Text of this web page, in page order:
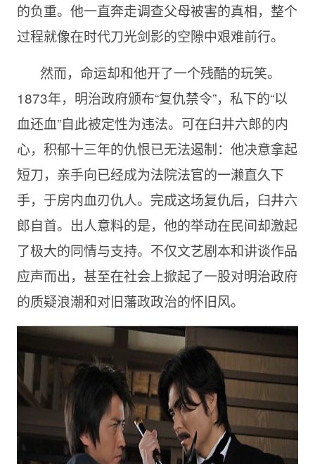
的负重。他一直奔走调查父母被害的真相，整个
过程就像在时代刀光剑影的空隙中艰难前行。
然而，命运却和他开了一个残酷的玩笑。
1873年，明治政府颁布“复仇禁令”，私下的“以
血还血”自此被定性为违法。可在臼井六郎的内
心，积郁十三年的仇恨已无法遏制：他决意拿起
短刀，亲手向已经成为法院法官的一濑直久下
手，于房内血刃仇人。完成这场复仇后，臼井六
郎自首。出人意料的是，他的举动在民间却激起
了极大的同情与支持。不仅文艺剧本和讲谈作品
应声而出，甚至在社会上掀起了一股对明治政府
的质疑浪潮和对旧藩政政治的怀旧风。